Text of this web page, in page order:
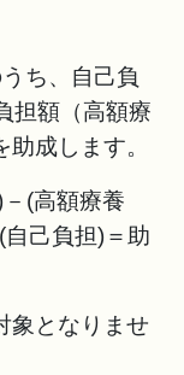
ち、自己負
担額（高額療
成します。
(高額療養
己負担)＝助
象となりませ